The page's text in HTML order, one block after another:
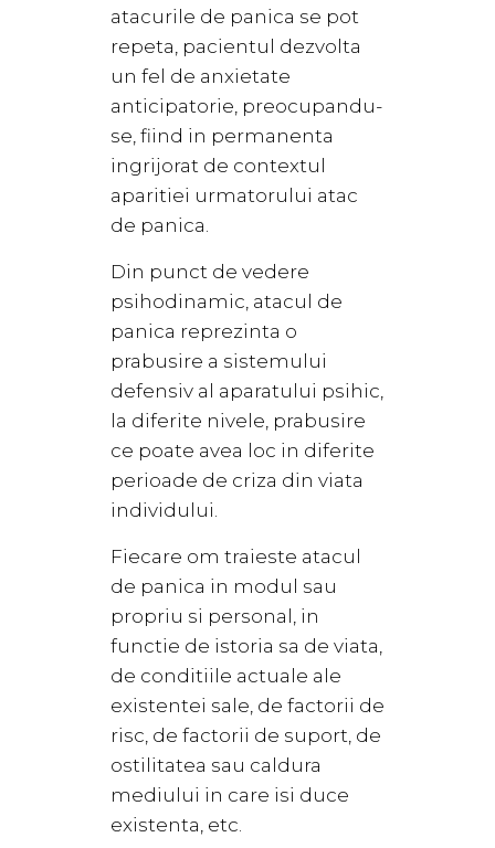
atacurile de panica se pot
repeta, pacientul dezvolta
un fel de anxietate
anticipatorie, preocupandu-
se, fiind in permanenta
ingrijorat de contextul
aparitiei urmatorului atac
de panica.
Din punct de vedere
psihodinamic, atacul de
panica reprezinta o
prabusire a sistemului
defensiv al aparatului psihic,
la diferite nivele, prabusire
ce poate avea loc in diferite
perioade de criza din viata
individului.
Fiecare om traieste atacul
de panica in modul sau
propriu si personal, in
functie de istoria sa de viata,
de conditiile actuale ale
existentei sale, de factorii de
risc, de factorii de suport, de
ostilitatea sau caldura
mediului in care isi duce
existenta, etc.